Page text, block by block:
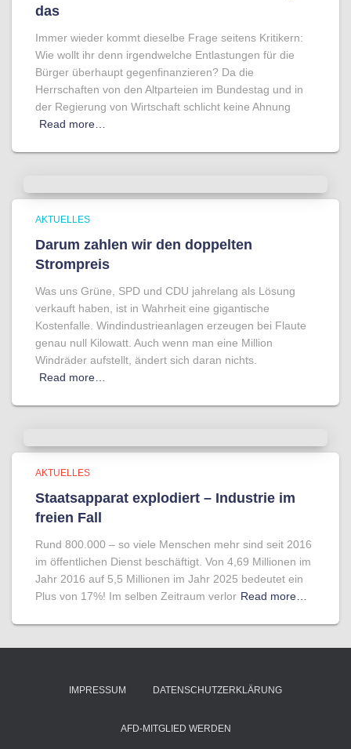
das
Immer wieder kommt dieselbe Frage seitens Kritikern:
Wie wollt ihr denn irgendwelche Entlastungen für die
Bürger überhaupt gegenfinanzieren? Da die
Herrschaften von den Altparteien im Bundestag und in
der Regierung von Wirtschaft schlicht keine Ahnung
Read more…
AKTUELLES
Darum zahlen wir den doppelten
Strompreis
Was uns Grüne, SPD und CDU jahrelang als Lösung
verkauft haben, ist in Wahrheit eine gigantische
Kostenfalle. Windindustrieanlagen erzeugen bei Flaute
genau null Kilowatt. Auch wenn man eine Million
Windräder aufstellt, ändert sich daran nichts.
Read more…
AKTUELLES
Staatsapparat explodiert – Industrie im
freien Fall
Rund 800.000 – so viele Menschen mehr sind seit 2016
im öffentlichen Dienst beschäftigt. Von 4,69 Millionen im
Jahr 2016 auf 5,5 Millionen im Jahr 2025 bedeutet ein
Plus von 17%! Im selben Zeitraum verlor Read more…
IMPRESSUM DATENSCHUTZERKLÄRUNG
AFD-MITGLIED WERDEN